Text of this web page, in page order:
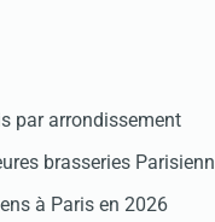
par arrondissement
brasseries
à Paris en 2026